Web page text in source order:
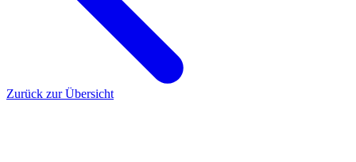
Zurück zur Übersicht